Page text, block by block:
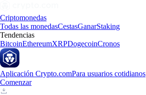
Criptomonedas
Todas las monedasCestasGanarStaking
Tendencias
BitcoinEthereumXRPDogecoinCronos
Aplicación Crypto.comPara usuarios cotidianos
Comenzar